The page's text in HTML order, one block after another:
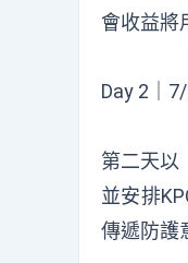
會收益將
Day 2｜
第二天以
並安排
傳遞防護